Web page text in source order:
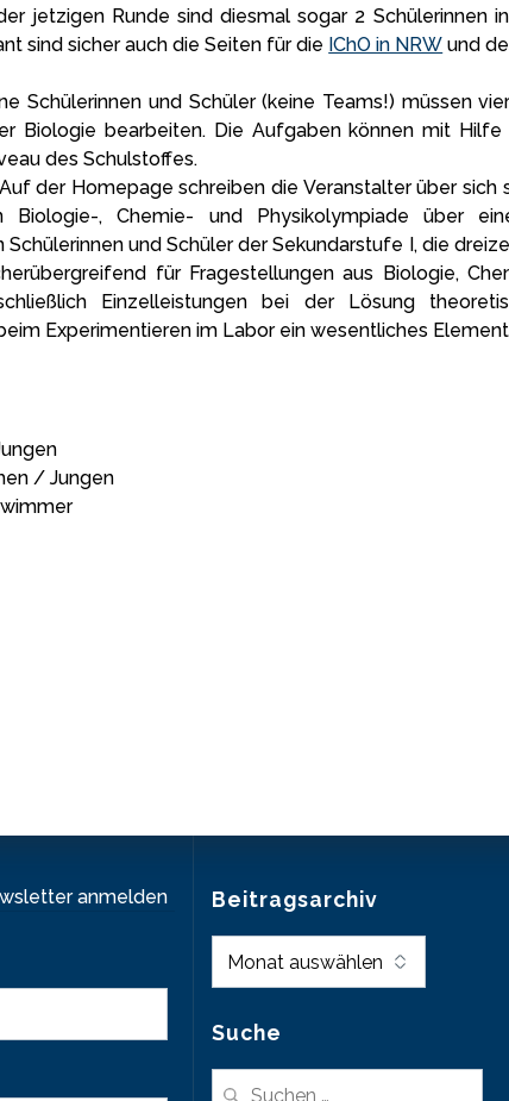
jetzigen Runde sind diesmal sogar 2 Schülerinnen
sind sicher auch die Seiten für die IChO in NRW und
Schülerinnen und Schüler (keine Teams!) müssen
Biologie bearbeiten. Die Aufgaben können mit
des Schulstoffes.
der Homepage schreiben die Veranstalter über
, Chemie- und Physikolympiade über
und Schüler der Sekundarstufe I, die
für Fragestellungen aus Biologie,
Einzelleistungen bei der Lösung
Experimentieren im Labor ein wesentliches
/ Jungen
anmelden Beitragsarchiv
Suche